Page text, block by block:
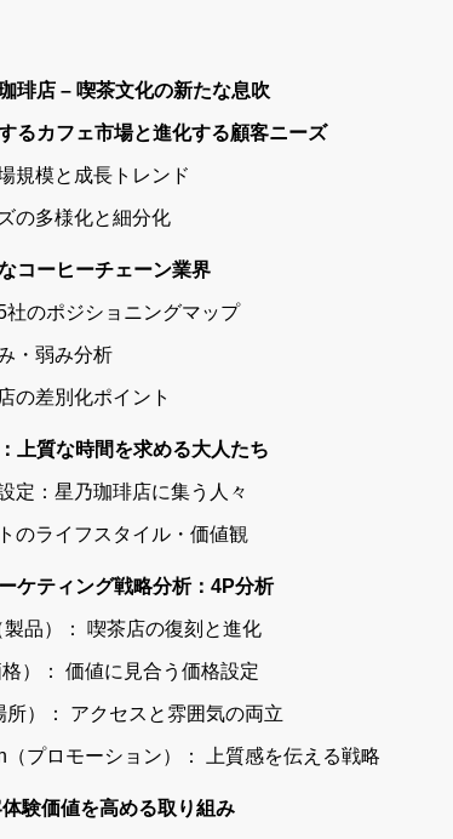
琲店 – 喫茶文化の新たな息吹
るカフェ市場と進化する顧客ニーズ
規模と成長トレンド
の多様化と細分化
コーヒーチェーン業界
社のポジショニングマップ
・弱み分析
の差別化ポイント
上質な時間を求める大人たち
定：星乃珈琲店に集う人々
のライフスタイル・価値観
ケティング戦略分析：4P分析
品）： 喫茶店の復刻と進化
）： 価値に見合う価格設定
所）： アクセスと雰囲気の両立
（プロモーション）： 上質感を伝える戦略
験価値を高める取り組み